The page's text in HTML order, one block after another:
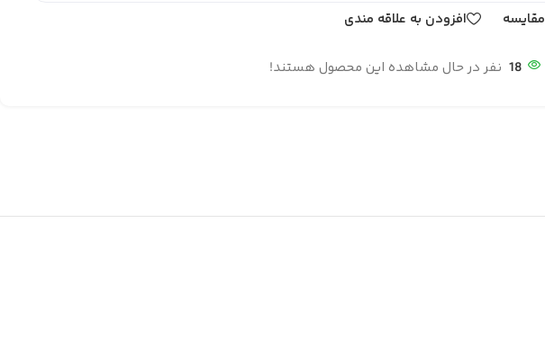
مقایسه افزودن به علاقه مندی
18 نفر در حال مشاهده این محصول هستند!